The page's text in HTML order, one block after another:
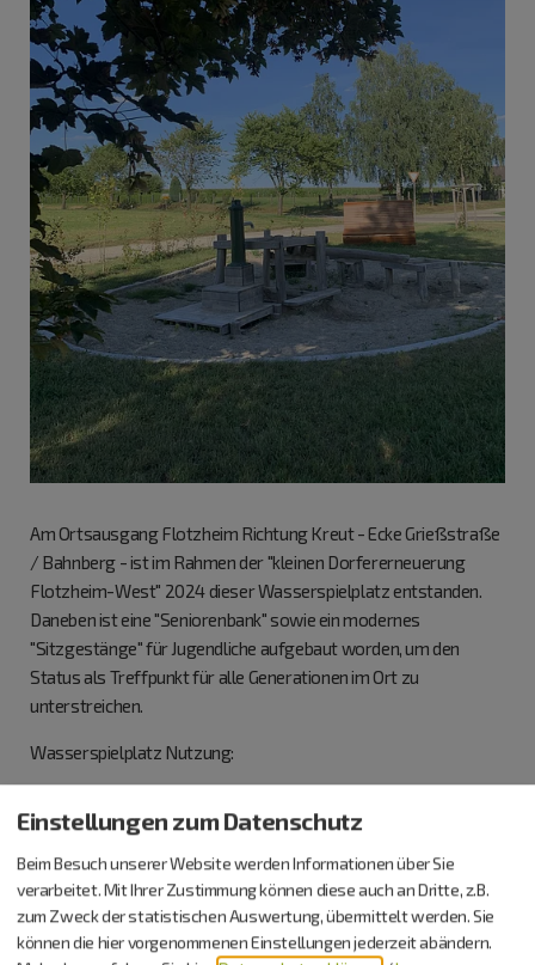
Am Ortsausgang Flotzheim Richtung Kreut - Ecke Grießstraße
/ Bahnberg - ist im Rahmen der "kleinen Dorfererneuerung
Flotzheim-West" 2024 dieser Wasserspielplatz entstanden.
Daneben ist eine "Seniorenbank" sowie ein modernes
"Sitzgestänge" für Jugendliche aufgebaut worden, um den
Status als Treffpunkt für alle Generationen im Ort zu
unterstreichen.
Wasserspielplatz Nutzung:
Die Spielgeräte sind für Kinder bis 14 Jahre bestimmt.
An Spielgeräten den Fahrradhelm abnehmen!
Einstellungen zum Datenschutz
Beim Besuch unserer Website werden Informationen über Sie
verarbeitet. Mit Ihrer Zustimmung können diese auch an Dritte, z.B.
zum Zweck der statistischen Auswertung, übermittelt werden. Sie
können die hier vorgenommenen Einstellungen jederzeit abändern.